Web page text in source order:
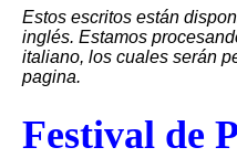
Estos escritos están
inglés. Estamos
italiano, los cuales serán
pagina.
Festival de